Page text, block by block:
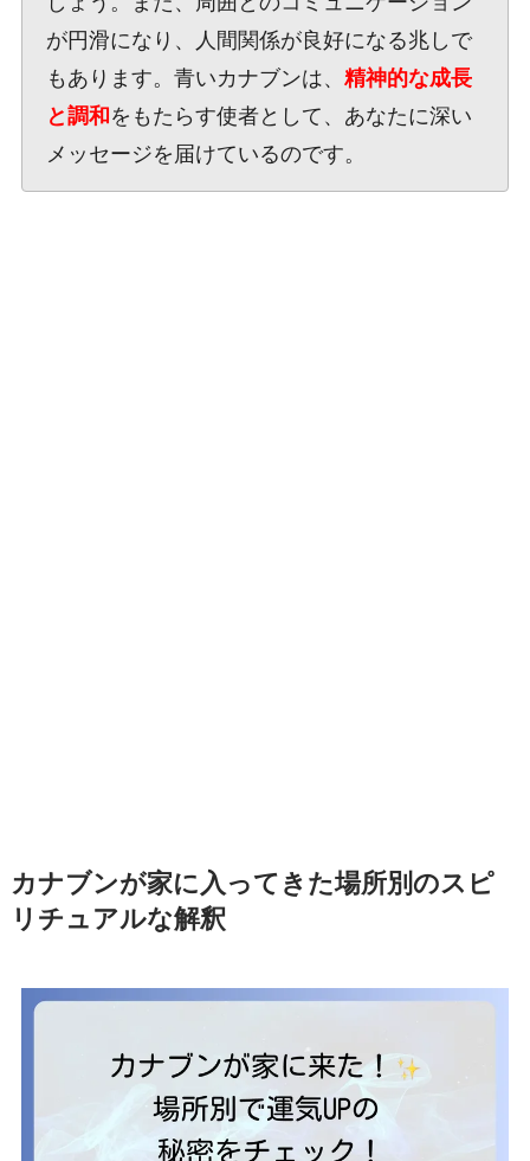
が円滑になり、人間関係が良好になる兆しで
もあります。青いカナブンは、 精神的な成長
と調和をもたらす使者として、あなたに深い
メッセージを届けているのです。
カナブンが家に入ってきた場所別のスピ
リチュアルな解釈